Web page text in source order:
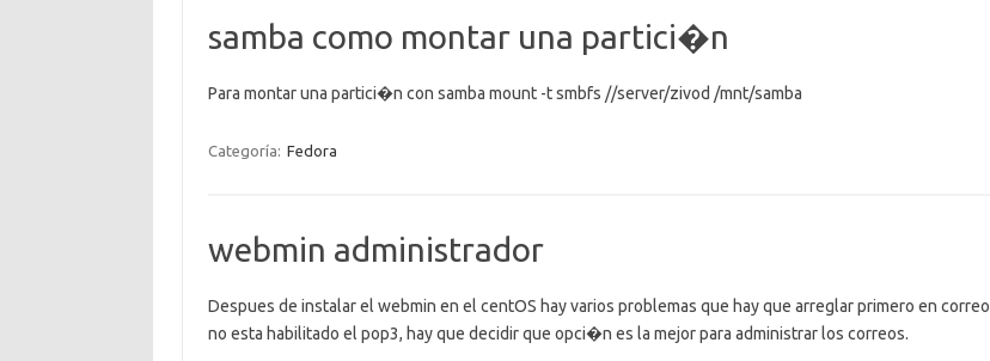
samba como montar una partici�n
Para montar una partici�n con samba mount -t smbfs //server/zivod /mnt/samba
Categoría: Fedora
webmin administrador
Despues de instalar el webmin en el centOS hay varios problemas que hay que arreglar primero en correo
no esta habilitado el pop3, hay que decidir que opci�n es la mejor para administrar los correos.